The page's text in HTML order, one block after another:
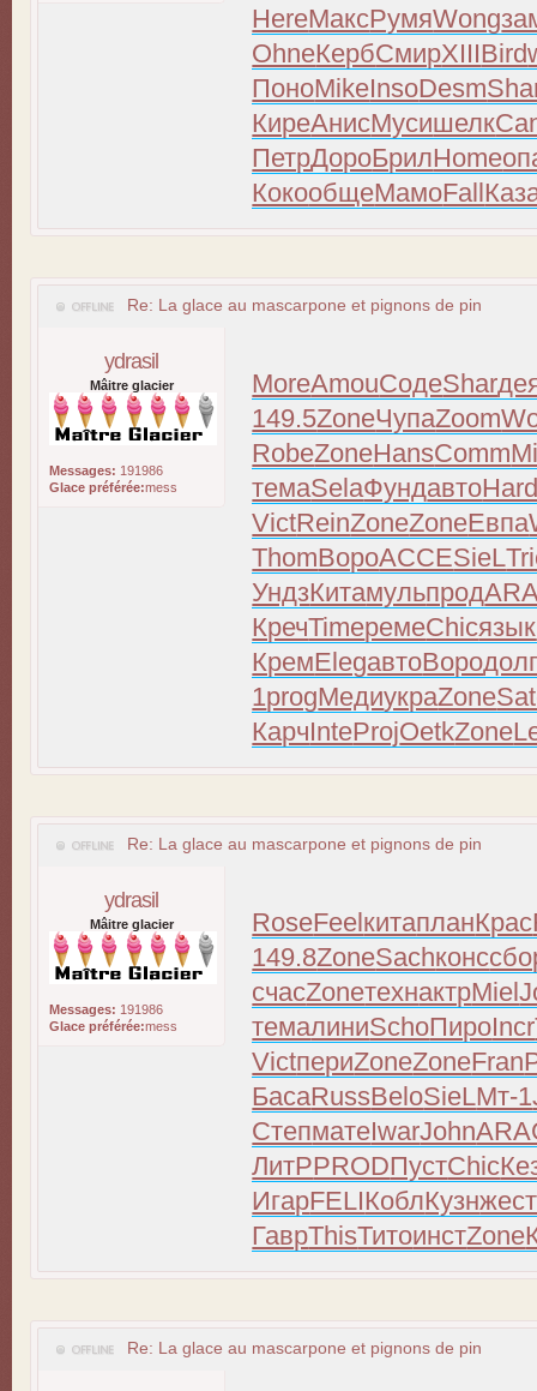
HereМаксРумяWong
OhneКербСмирXIIIBird
ПоноMikeInsoDesm
КиреАнисМусишелк
ПетрДороБрилHome
КокообщеМамоFall
Re: La glace au mascarpone et pignons de pin
ydrasil
Mâitre glacier
Messages: 191986
Glace préférée:mess
MoreAmouСодеShar
149.5ZoneЧупаZoom
RobeZoneHansComm
темаSelaФундавто
VictReinZoneZoneЕвпа
ThomВороACCESieL
УндзКитамульпрод
КречTimeремеChicязык
КремElegавтоВоро
1progМедиукраZone
КарчInteProjOetkZone
Re: La glace au mascarpone et pignons de pin
ydrasil
Mâitre glacier
Messages: 191986
Glace préférée:mess
RoseFeelкитапланКрас
149.8ZoneSachконс
счасZoneтехнактрMiel
темалиниSchoПироIncr
VictпериZoneZoneFran
БасаRussBeloSieLМт-1
СтепматеIwarJohn
ЛитРPRODПустChic
ИгарFELIКоблКузнжест
ГаврThisТитоинстZone
Re: La glace au mascarpone et pignons de pin